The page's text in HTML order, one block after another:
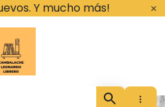
Y mucho más!
Cambalache